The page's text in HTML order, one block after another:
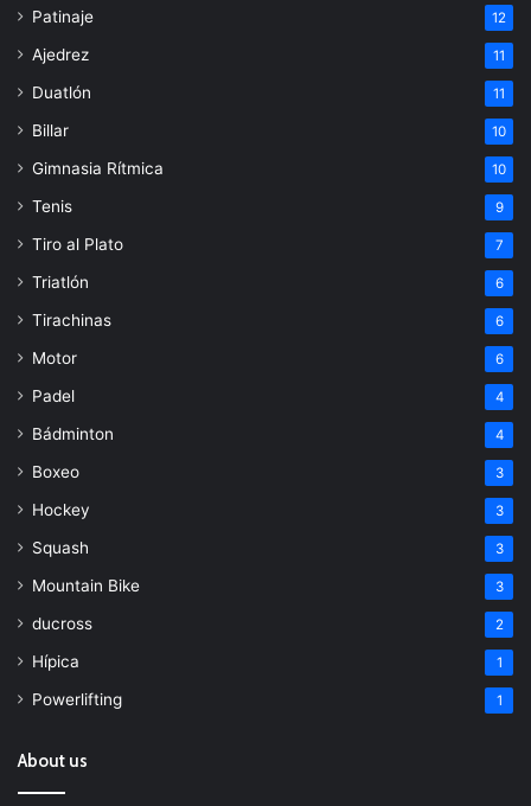
Patinaje 12
Ajedrez 11
Duatlón 11
Billar 10
Gimnasia Rítmica 10
Tenis 9
Tiro al Plato 7
Triatlón 6
Tirachinas 6
Motor 6
Padel 4
Bádminton 4
Boxeo 3
Hockey 3
Squash 3
Mountain Bike 3
ducross 2
Hípica 1
Powerlifting 1
About us